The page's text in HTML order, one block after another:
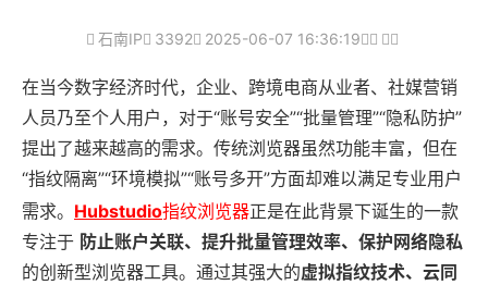
石南IP 3392 2025-06-07 16:36:19
在当今数字经济时代，企业、跨境电商从业者、社媒营销
人员乃至个人用户，对于“账号安全”“批量管理”“隐私防护”
提出了越来越高的需求。传统浏览器虽然功能丰富，但在
“指纹隔离”“环境模拟”“账号多开”方面却难以满足专业用户
需求。 Hubstudio指纹浏览器正是在此背景下诞生的一款
专注于 防止账户关联、提升批量管理效率、保护网络隐私
的创新型浏览器工具。通过其强大的虚拟指纹技术、云同